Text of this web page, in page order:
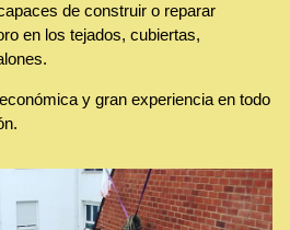
de construir o reparar
en los tejados, cubiertas,
y gran experiencia en todo